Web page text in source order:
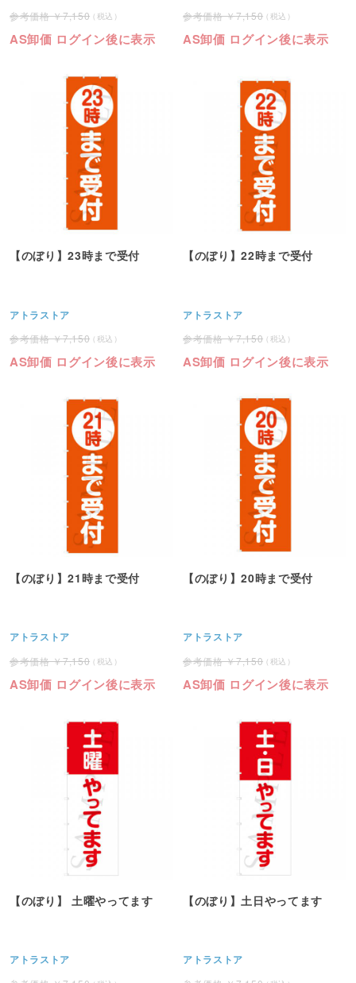
7,150
AS卸価 ログイン後に表示
7,150
AS卸価 ログイン後に表示
【のぼり】23時まで受付
アトラストア
7,150
AS卸価 ログイン後に表示
【のぼり】22時まで受付
アトラストア
7,150
AS卸価 ログイン後に表示
【のぼり】21時まで受付
アトラストア
7,150
AS卸価 ログイン後に表示
【のぼり】20時まで受付
アトラストア
7,150
AS卸価 ログイン後に表示
【のぼり】 土曜やってます
アトラストア
【のぼり】土日やってます
アトラストア